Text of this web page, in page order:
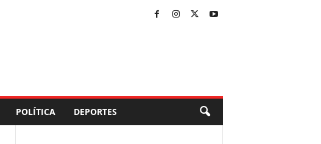
POLÍTICA DEPORTES